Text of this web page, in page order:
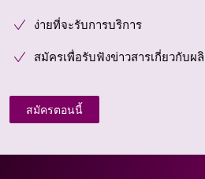
ง่ายที่จะรับการบริการ
สมัครเพื่อรับฟังข่าวสารเกี่ยวกับ
สมัครตอนนี้